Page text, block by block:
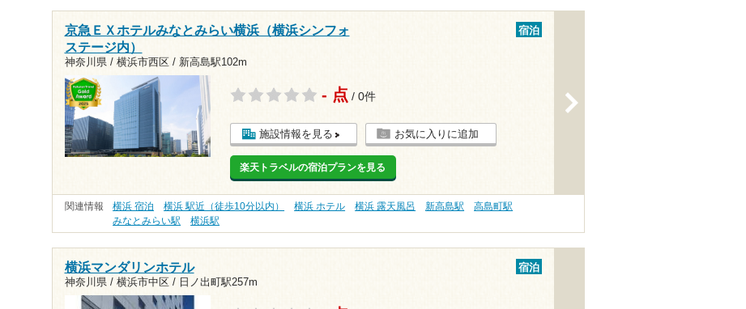
京急ＥＸホテルみなとみらい横浜（横浜シンフォ
ステージ内）
神奈川県 / 横浜市西区 / 新高島駅102m
宿泊
- 点 / 0件
施設情報を見る お気に入りに追加
楽天トラベルの宿泊プランを見る
関連情報 横浜 宿泊 横浜 駅近（徒歩10分以内） 横浜 ホテル 横浜 露天風呂 新高島駅
高島町駅
みなとみらい駅
横浜駅
横浜マンダリンホテル
神奈川県 / 横浜市中区 / 日ノ出町駅257m
宿泊